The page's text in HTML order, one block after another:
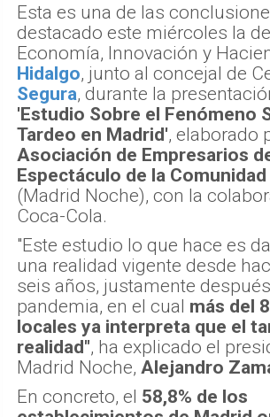
Esta es una de las
destacado este miércoles la
Economía, Innovación y
Hidalgo, junto al concejal de
Segura, durante la
'Estudio Sobre el Fenómeno
Tardeo en Madrid', elaborado
Asociación de Empresarios
Espectáculo de la
(Madrid Noche), con la
Coca-Cola.
"Este estudio lo que hace es
una realidad vigente desde
seis años, justamente
pandemia, en el cual más del
locales ya interpreta que el
realidad", ha explicado el
Madrid Noche, Alejandro
En concreto, el 58,8% de los